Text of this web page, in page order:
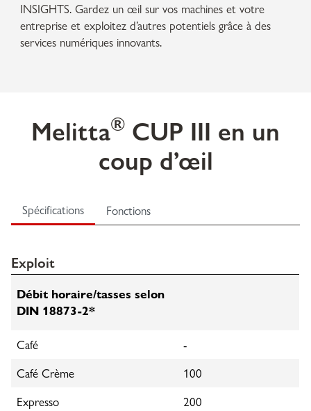
INSIGHTS. Gardez un œil sur vos machines et votre
entreprise et exploitez d’autres potentiels grâce à des
services numériques innovants.
Melitta® CUP III en un
coup d’œil
Spécifications Fonctions
Exploit
Débit horaire/tasses selon
DIN 18873-2*
Café -
Café Crème 100
Expresso 200